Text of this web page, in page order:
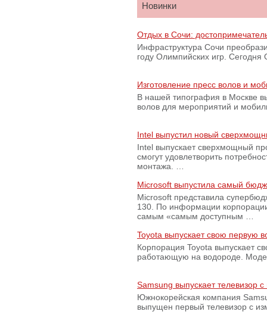
Новинки
Отдых в Сочи:
Инфраструктура Сочи
году Олимпийских игр.
Изготовление пресс волов и
В нашей типография в Москве
волов для мероприятий и
Intel выпустил новый
Intel выпускает сверхмощный
смогут удовлетворить
монтажа. …
Microsoft выпустила самый
Microsoft представила
130. По информации
самым «самым доступным …
Toyota выпускает свою первую
Корпорация Toyota выпускает
работающую на водороде.
Samsung выпускает телевизор
Южнокорейская компания
выпущен первый телевизор с